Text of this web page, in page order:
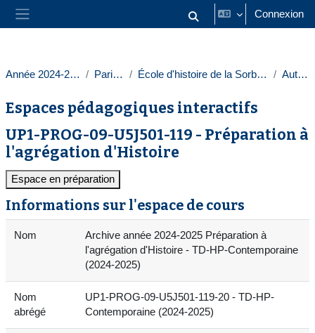
Passer au contenu principal
Panneau latéral Activer/désactiver la saisie
Connexion
Année 2024-2025 Paris 1 École d'histoire de la Sorbonne Autres
Espaces pédagogiques interactifs
UP1-PROG-09-U5J501-119 - Préparation à
l'agrégation d'Histoire
Espace en préparation
Informations sur l'espace de cours
Nom
Archive année 2024-2025 Préparation à
l'agrégation d'Histoire - TD-HP-Contemporaine
(2024-2025)
Nom
abrégé
UP1-PROG-09-U5J501-119-20 - TD-HP-
Contemporaine (2024-2025)